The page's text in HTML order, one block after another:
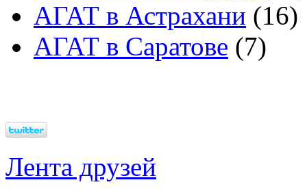
АГАТ в Астрахани (16)
АГАТ в Саратове (7)
Лента друзей